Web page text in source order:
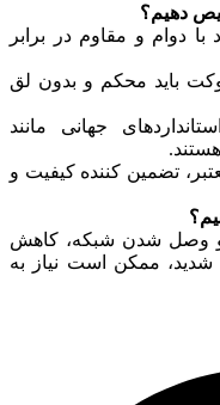
دهیم؟
دوام و مقاوم در برابر
باید محکم و بدون لق
جهانی مانند
تضمین کننده کیفیت و
و وصل شدن شبکه، کاهش
ممکن است نیاز به